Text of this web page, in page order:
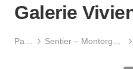
Galerie